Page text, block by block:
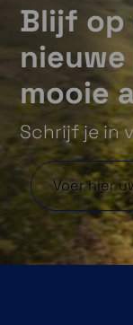
Blijf op
mooie
Schrijf je in